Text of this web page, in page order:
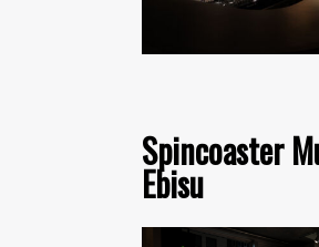
Spincoaster
Ebisu